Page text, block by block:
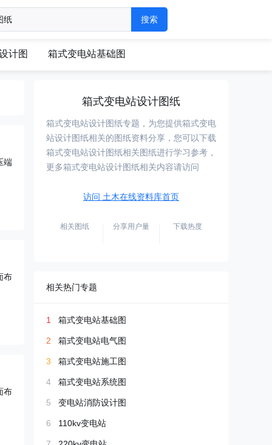
计图 箱式变电站基础图
端
布
布
箱式变电站设计图纸
箱式变电站设计图纸专题，为您提供箱式变电
站设计图纸相关的图纸资料分享，您可以下载
箱式变电站设计图纸相关图纸进行学习参考，
更多箱式变电站设计图纸相关内容请访问
访问 土木在线资料库首页
相关图纸 分享用户量 下载热度
相关热门专题
1 箱式变电站基础图
2 箱式变电站电气图
3 箱式变电站施工图
4 箱式变电站系统图
5 变电站消防设计图
6 110kv变电站